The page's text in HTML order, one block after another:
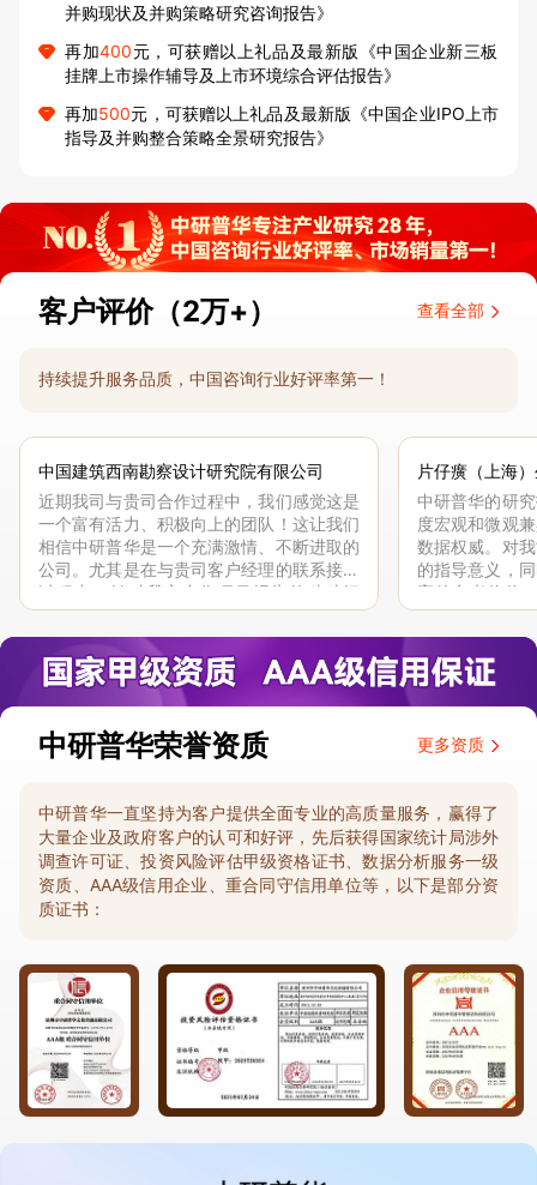
并购现状及并购策略研究咨询报告》
再加400元，可获赠以上礼品及最新版《中国企业新三板
挂牌上市操作辅导及上市环境综合评估报告》
再加500元，可获赠以上礼品及最新版《中国企业IPO上市
指导及并购整合策略全景研究报告》
客户评价（2万+） 查看全部
持续提升服务品质，中国咨询行业好评率第一！
中国建筑西南勘察设计研究院有限公司
近期我司与贵司合作过程中，我们感觉这是
一个富有活力、积极向上的团队！这让我们
相信中研普华是一个充满激情、不断进取的
公司。尤其是在与贵司客户经理的联系接洽
过程中，针对我方合作项目报告的种种细
节，及时细致缜密地协助与项目部沟通、探
讨和完善...
片仔癀（上海
中研普华的研
度宏观和微观
数据权威。对
的指导意义，
高的参考价值
体化”服务和行
司继续...
中研普华荣誉资质 更多资质
中研普华一直坚持为客户提供全面专业的高质量服务，赢得了
大量企业及政府客户的认可和好评，先后获得国家统计局涉外
调查许可证、投资风险评估甲级资格证书、数据分析服务一级
资质、AAA级信用企业、重合同守信用单位等，以下是部分资
质证书：